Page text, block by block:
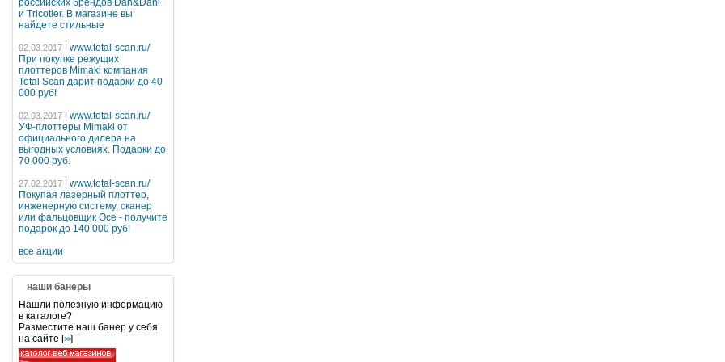
российских брендов Dan&Dani
и Tricotier. В магазине вы
найдете стильные
02.03.2017
www.total-scan.ru/
При покупке режущих
плоттеров Mimaki компания
Total Scan дарит подарки до 40
000 руб!
02.03.2017
www.total-scan.ru/
УФ-плоттеры Mimaki от
официального дилера на
выгодных условиях. Подарки до
70 000 руб.
27.02.2017
www.total-scan.ru/
Покупая лазерный плоттер,
инженерную систему, сканер
или фальцовщик Oce - получите
подарок до 140 000 руб!
все акции
наши банеры
Нашли полезную информацию
в каталоге?
Разместите наш банер у себя
на сайте [>>]